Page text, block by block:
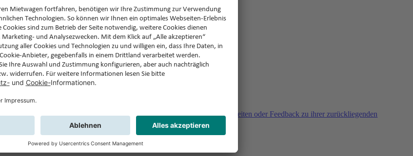
Sie haben Fragen, Unklarheiten oder Feedback zu ihrer zurückliegenden
Buchung?